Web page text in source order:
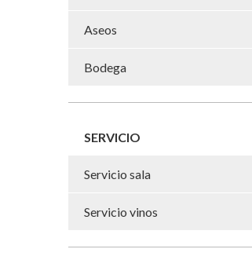
Aseos
Bodega
SERVICIO
Servicio sala
Servicio vinos